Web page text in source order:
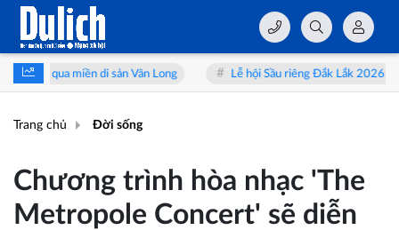
Vân Long Lễ hội Sầu riêng Đắk Lắk 2026: Từ “vua trái cây” đến
Trang chủ Đời sống
Chương trình hòa nhạc 'The
Metropole Concert' sẽ diễn